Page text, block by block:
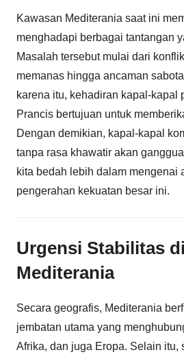
Kawasan Mediterania saat ini
menghadapi berbagai tantangan
Masalah tersebut mulai dari
memanas hingga ancaman
karena itu, kehadiran kapal-kapal
Prancis bertujuan untuk
Dengan demikian, kapal-kapal
tanpa rasa khawatir akan
kita bedah lebih dalam mengenai
pengerahan kekuatan besar ini.
Urgensi Stabilitas
Mediterania
Secara geografis, Mediterania
jembatan utama yang
Afrika, dan juga Eropa. Selain itu,